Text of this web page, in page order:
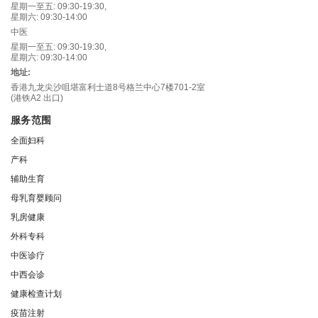
星期一至五: 09:30-19:30,
星期六: 09:30-14:00
中医
星期一至五: 09:30-19:30,
星期六: 09:30-14:00
地址:
香港九龙尖沙咀堪富利士道8号格兰中心7楼701-2室
(港铁A2 出口)
服务范围
全面妇科
产科
辅助生育
母乳育婴顾问
乳房健康
外科专科
中医诊疗
中西会诊
健康检查计划
疫苗注射